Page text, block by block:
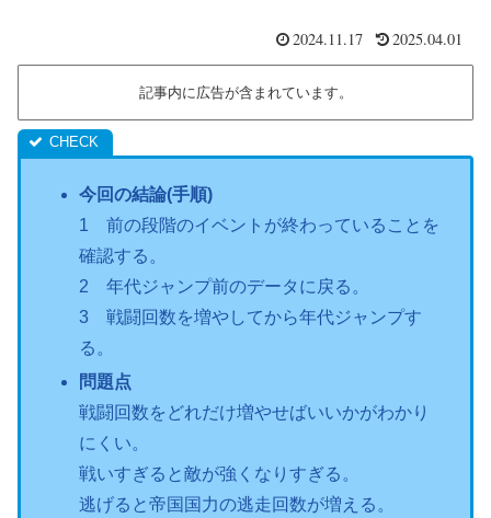
2024.11.17 2025.04.01
記事内に広告が含まれています。
今回の結論(手順)
1 前の段階のイベントが終わっていることを
確認する。
2 年代ジャンプ前のデータに戻る。
3 戦闘回数を増やしてから年代ジャンプす
る。
問題点
戦闘回数をどれだけ増やせばいいかがわかり
にくい。
戦いすぎると敵が強くなりすぎる。
逃げると帝国国力の逃走回数が増える。